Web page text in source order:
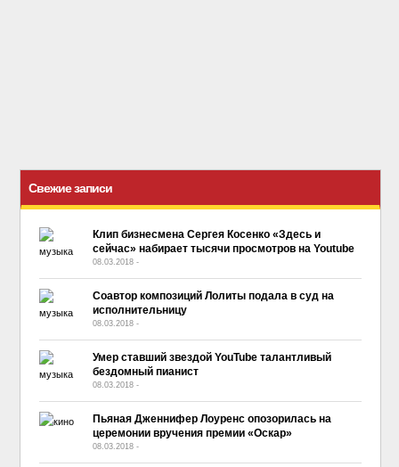
Свежие записи
Клип бизнесмена Сергея Косенко «Здесь и
сейчас» набирает тысячи просмотров на Youtube
08.03.2018 -
Соавтор композиций Лолиты подала в суд на
исполнительницу
08.03.2018 -
Умер ставший звездой YouTube талантливый
бездомный пианист
08.03.2018 -
Пьяная Дженнифер Лоуренс опозорилась на
церемонии вручения премии «Оскар»
08.03.2018 -